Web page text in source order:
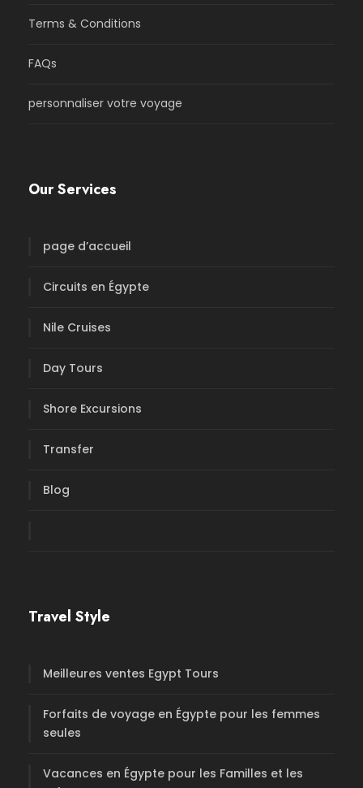
Terms & Conditions
FAQs
personnaliser votre voyage
Our Services
page d’accueil
Circuits en Égypte
Nile Cruises
Day Tours
Shore Excursions
Transfer
Blog
Travel Style
Meilleures ventes Egypt Tours
Forfaits de voyage en Égypte pour les femmes
seules
Vacances en Égypte pour les Familles et les